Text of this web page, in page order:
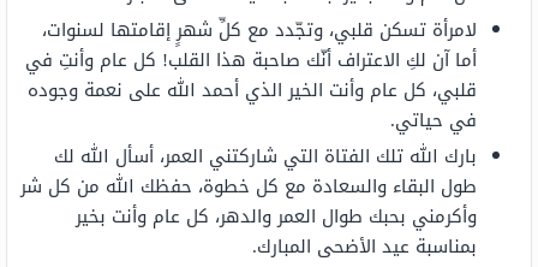
لامرأة تسكن قلبي، وتجّدد مع كلِّ شهرٍ إقامتها لسنوات،
أما آن لكِ الاعتراف أنّك صاحبة هذا القلب! كل عام وأنتِ في
قلبي، كل عام وأنت الخير الذي أحمد الله على نعمة وجوده
في حياتي.
بارك الله تلك الفتاة التي شاركتني العمر، أسأل الله لك
طول البقاء والسعادة مع كل خطوة، حفظك الله من كل شر
وأكرمني بحبك طوال العمر والدهر، كل عام وأنت بخير
بمناسبة عيد الأضحى المبارك.